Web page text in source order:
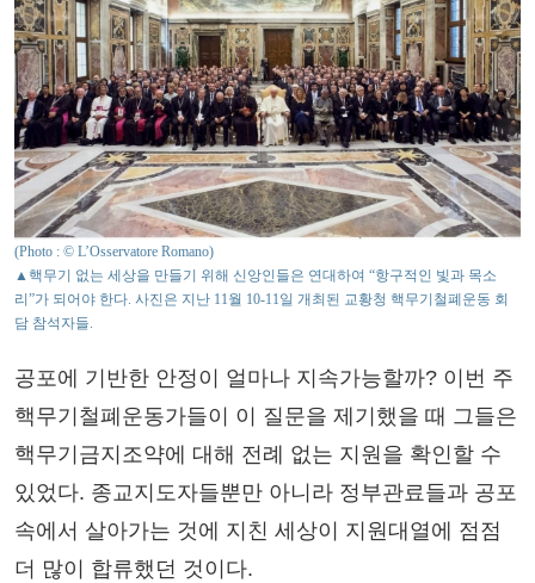
(Photo : © L’Osservatore Romano)
▲핵무기 없는 세상을 만들기 위해 신앙인들은 연대하여 “항구적인 빛과 목소
리”가 되어야 한다. 사진은 지난 11월 10-11일 개최된 교황청 핵무기철폐운동 회
담 참석자들.
공포에 기반한 안정이 얼마나 지속가능할까? 이번 주
핵무기철폐운동가들이 이 질문을 제기했을 때 그들은
핵무기금지조약에 대해 전례 없는 지원을 확인할 수
있었다. 종교지도자들뿐만 아니라 정부관료들과 공포
속에서 살아가는 것에 지친 세상이 지원대열에 점점
더 많이 합류했던 것이다.